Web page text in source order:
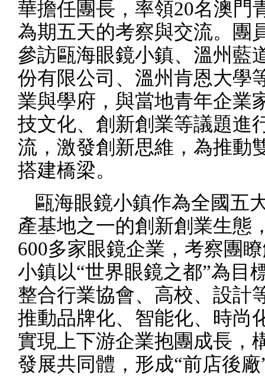
華擔任團長，率領20名澳門
為期五天的考察與交流。團
參訪甌海眼鏡小鎮、溫州藍
份有限公司、溫州肯恩大學
業與學府，與當地青年企業
技文化、創新創業等議題進
流，激發創新思維，為推動
搭建橋梁。
甌海眼鏡小鎮作為全國五
產基地之一的創新創業生態
600多家眼鏡企業，考察團
小鎮以“世界眼鏡之都”為目
整合行業協會、高校、設計
推動品牌化、智能化、時尚
實現上下游企業抱團成長，
發展共同體，形成“前店後